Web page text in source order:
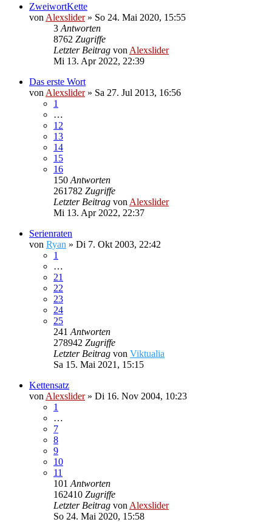
ZweiwortKette
von Alexslider» So 24. Mai 2020, 15:55
3 Antworten
8762 Zugriffe
Letzter Beitrag von Alexslider
Mi 13. Apr 2022, 22:39
Das erste Wort
von Alexslider» Sa 27. Jul 2013, 16:56
1
…
12
13
14
15
16
150 Antworten
261782 Zugriffe
Letzter Beitrag von Alexslider
Mi 13. Apr 2022, 22:37
Serienraten
von Ryan » Di 7. Okt 2003, 22:42
1
…
21
22
23
24
25
241 Antworten
278942 Zugriffe
Letzter Beitrag von Viktualia
Sa 15. Mai 2021, 15:15
Kettensatz
von Alexslider» Di 16. Nov 2004, 10:23
1
…
7
8
9
10
11
101 Antworten
162410 Zugriffe
Letzter Beitrag von Alexslider
So 24. Mai 2020, 15:58